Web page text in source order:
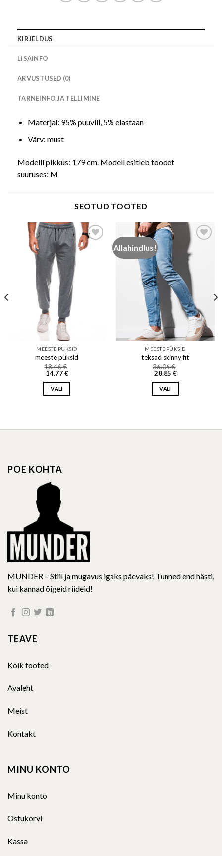
KIRJELDUS
LISAINFO
ARVUSTUSED (0)
TARNEINFO JA TELLIMINE
Materjal: 95% puuvill, 5% elastaan
Värv: must
Modelli pikkus: 179 cm. Modell esitleb toodet
suuruses: M
SEOTUD TOOTED
Add to wishlist
MEESTE PÜKSID
meeste püksid
18.46€
14.77€
VALI
multiple
may
chosen
on
the
product
page
Allahindlus!
Add to wishlist
MEESTE PÜKSID
teksad skinny fit
36.06€
28.85 €
VALI
multiple
POE KOHTA
MUNDER – Stiil ja mugavus igaks päevaks! Tunned end hästi,
kui kannad õigeid riideid!
TEAVE
Kõik tooted
Avaleht
Meist
Kontakt
MINU KONTO
Minu konto
Ostukorvi
Kassa